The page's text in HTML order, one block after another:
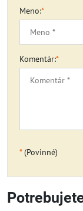
Meno:*
Komentár:*
*(Povinné)